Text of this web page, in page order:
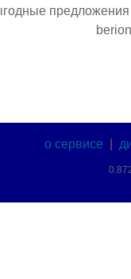
о сервисе